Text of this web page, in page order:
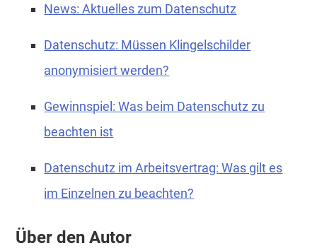
News: Aktuelles zum Datenschutz
Datenschutz: Müssen Klingelschilder
anonymisiert werden?
Gewinnspiel: Was beim Datenschutz zu
beachten ist
Datenschutz im Arbeitsvertrag: Was gilt es
im Einzelnen zu beachten?
Über den Autor